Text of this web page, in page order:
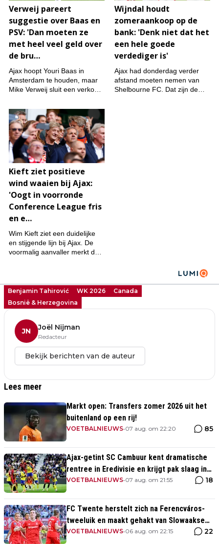
Benjamin Tahirović WK 2026
Canada
Bosnië & Herzegovina
JN Joël Nijman
Redacteur
Bekijk berichten van de auteur
Lees meer
Markt open: Transfers zomer 2026 uit het
buitenland op een rij!
VOETBALNIEUWS•07 aug. om 22:20 85
Ajax-getint SC Cambuur kent dramatische
rentree in Eredivisie en krijgt pak slaag in
eigen huis
VOETBALNIEUWS•07 aug. om 21:55 18
FC Twente herstelt zich na Ferencváros-
tweeluik en maakt gehakt van Slowaakse
opponent
VOETBALNIEUWS•06 aug. om 22:15 22